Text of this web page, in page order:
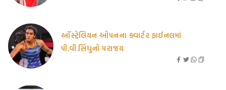
ઑસ્ટ્રેલિયન ઓપનના ક્વાર્ટર ફાઈનલમાં
પી.વી.સિંધુનો પરાજય